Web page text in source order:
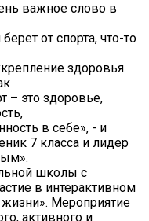
важное слово в
от спорта, что-то
здоровья.
– это здоровье,
в себе», - и
7 класса и лидер
школы с
в интерактивном
Мероприятие
активного и